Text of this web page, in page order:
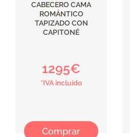
CABECERO CAMA
ROMÁNTICO
TAPIZADO CON
CAPITONÉ
1295€
*IVA incluido
Comprar